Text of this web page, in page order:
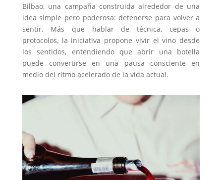
Bilbao, una campaña construida alrededor de una
idea simple pero poderosa: detenerse para volver a
sentir. Más que hablar de técnica, cepas o
protocolos, la iniciativa propone vivir el vino desde
los sentidos, entendiendo que abrir una botella
puede convertirse en una pausa consciente en
medio del ritmo acelerado de la vida actual.